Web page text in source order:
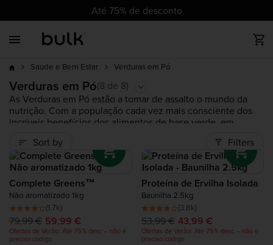
fr it nl plpt ro
Até 75% de desconto
Mais vendidos
Novos produtos
Produtos em tendência
Saldos
Toda Proteína
Proteína Whey
Clear Protein Tendências
Proteina Vegetal
Mass Gainers
Colagénio
Todo Vegano
Proteína Vegan em Pó
Barras Proteicas Vegan
Vitaminas Vegan
Complete Food Shake
Vitaminas
Minerais
Nutrição Desporto
Suplementos Pré-treino
Suplementos pós-treino
Aminoácidos
Hidratos de Carbono
Todo Perda de Peso
Batidos Para Emagrecer
Alimentos Sem Calorias
Alimentos Saudáveis
Manteigas de Frutos Secos
Acessórios
Roupa Desportiva
Saude e Bem Estar Verduras em Pó
Verduras em Pó(8 de 8)
As Verduras em Pó estão a tomar de assalto o mundo da
nutrição. Com a população cada vez mais consciente dos
incríveis benefícios dos alimentos de base verde, em
totalmente nova na forma de pós de verduras concentradas.
ABulk™está na vanguarda deste movimento e não só
fabrica uma vasta gama de Suplementos Verduras em Pó
puros - comoBrócolos,
como também fornece um incrível
Suplemento Verde sob a forma deComplete Greens™
contém uns incríveis 23 pós verdes na sua forma mais pura.
Descubra a nossa gama de super verduras em pó.
Sort by Filters
Complete Greens™
Não aromatizado 1kg
(1.7k)
79,99 € 59,99 €
Ofertas de Verão: Até 75% desc – não é
preciso código
Proteína de Ervilha Isolada
Baunilha 2.5kg
(3.8k)
53,99 € 43,99 €
Ofertas de Verão: Até 75% desc – não é
preciso código